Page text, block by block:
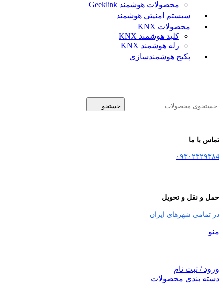
محصولات هوشمند Geeklink
سیستم امنیتی هوشمند
محصولات KNX
کلید هوشمند KNX
رله هوشمند KNX
پکیج هوشمندسازی
جستجو
تماس با ما
۰۹۳۰۲۳۲۹۳۸4
حمل و نقل و تحویل
در تمامی شهرهای ایران
منو
ورود / ثبت نام
دسته بندی محصولات